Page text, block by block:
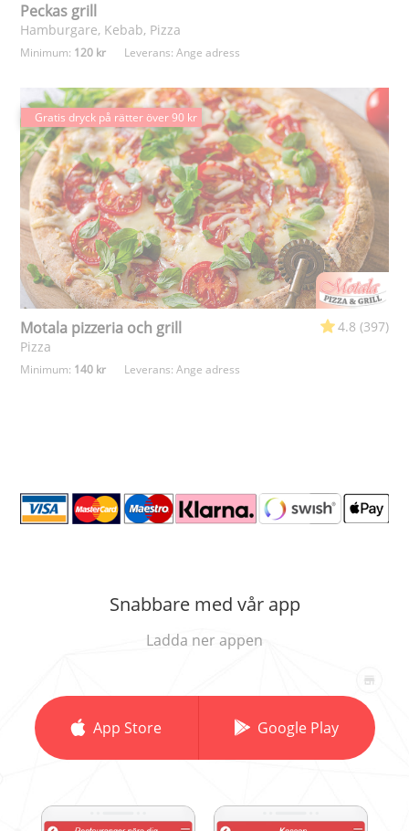
Peckas grill
Hamburgare, Kebab, Pizza
Minimum: 120 kr Leverans: Ange adress
Motala pizzeria och grill
4.8 (397)
Pizza
Minimum: 140 kr Leverans: Ange adress
Gratis dryck på rätter över 90 kr
Snabbare med vår app
Ladda ner appen
App Store Google Play